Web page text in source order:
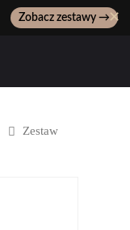
✕
Zobacz zestawy →
Zestaw